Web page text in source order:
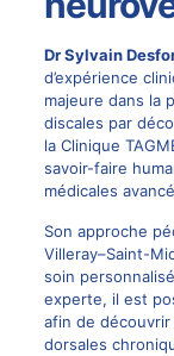
Dr Sylvain
d’expérience
majeure dans la
discales par
la Clinique
savoir-faire
médicales
Son approche
Villeray–Saint-
soin
experte, il est
afin de
dorsales